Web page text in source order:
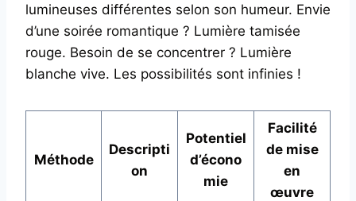
lumineuses différentes selon son humeur. Envie
d’une soirée romantique ? Lumière tamisée
rouge. Besoin de se concentrer ? Lumière
blanche vive. Les possibilités sont infinies !
Méthode
Descripti
on
Potentiel
d’écono
mie
Facilité
de mise
en
œuvre